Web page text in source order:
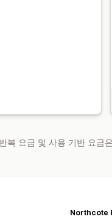
복 요금 및 사용 기반 요금